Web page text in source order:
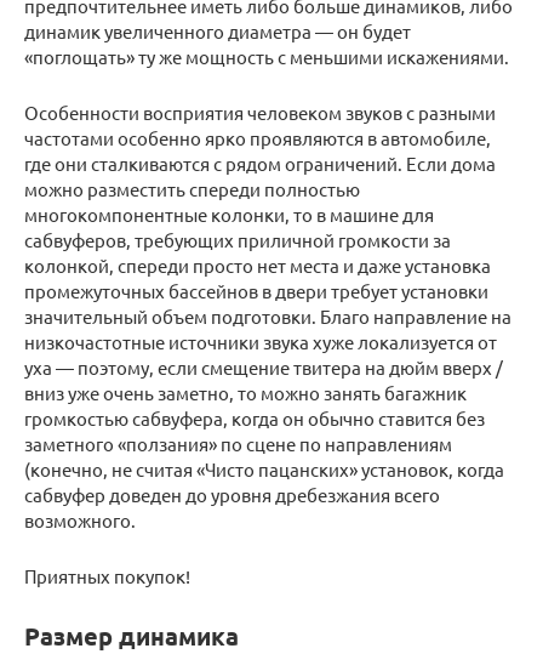
предпочтительнее иметь либо больше динамиков, либо
динамик увеличенного диаметра — он будет
«поглощать» ту же мощность с меньшими искажениями.
Особенности восприятия человеком звуков с разными
частотами особенно ярко проявляются в автомобиле,
где они сталкиваются с рядом ограничений. Если дома
можно разместить спереди полностью
многокомпонентные колонки, то в машине для
сабвуферов, требующих приличной громкости за
колонкой, спереди просто нет места и даже установка
промежуточных бассейнов в двери требует установки
значительный объем подготовки. Благо направление на
низкочастотные источники звука хуже локализуется от
уха — поэтому, если смещение твитера на дюйм вверх /
вниз уже очень заметно, то можно занять багажник
громкостью сабвуфера, когда он обычно ставится без
заметного «ползания» по сцене по направлениям
(конечно, не считая «Чисто пацанских» установок, когда
сабвуфер доведен до уровня дребезжания всего
возможного.
Приятных покупок!
Размер динамика